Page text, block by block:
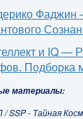
Фаджин
и IQ —
Подборка
материалы:
/ SSP - Тайная